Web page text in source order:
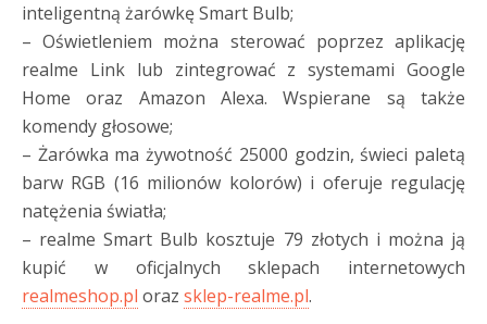
inteligentną żarówkę Smart Bulb;
– Oświetleniem można sterować poprzez aplikację
realme Link lub zintegrować z systemami Google
Home oraz Amazon Alexa. Wspierane są także
komendy głosowe;
– Żarówka ma żywotność 25000 godzin, świeci paletą
barw RGB (16 milionów kolorów) i oferuje regulację
natężenia światła;
– realme Smart Bulb kosztuje 79 złotych i można ją
kupić w oficjalnych sklepach internetowych
realmeshop.pl oraz sklep-realme.pl.